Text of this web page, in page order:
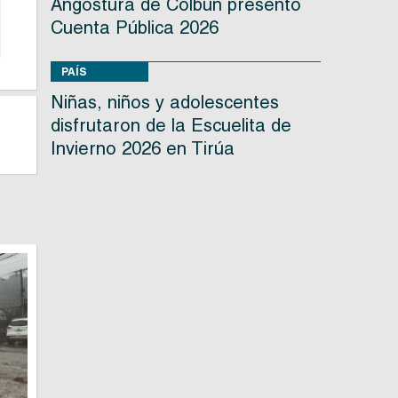
Angostura de Colbún presentó
Cuenta Pública 2026
PAÍS
Niñas, niños y adolescentes
disfrutaron de la Escuelita de
Invierno 2026 en Tirúa